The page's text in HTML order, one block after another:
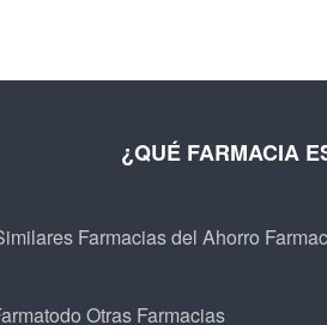
¿QUÉ FARMACIA
Farmacias del Ahorro
Otras Farmacias